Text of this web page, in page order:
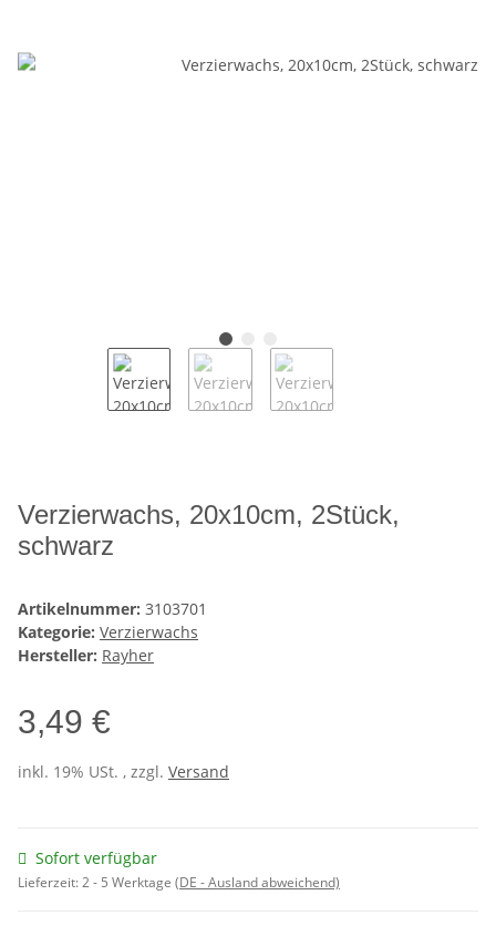
Verzierwachs, 20x10cm, 2Stück,
schwarz
Artikelnummer: 3103701
Kategorie: Verzierwachs
Hersteller: Rayher
3,49 €
inkl. 19% USt. , zzgl. Versand
Sofort verfügbar
Lieferzeit:2 - 5 Werktage (DE - Ausland abweichend)